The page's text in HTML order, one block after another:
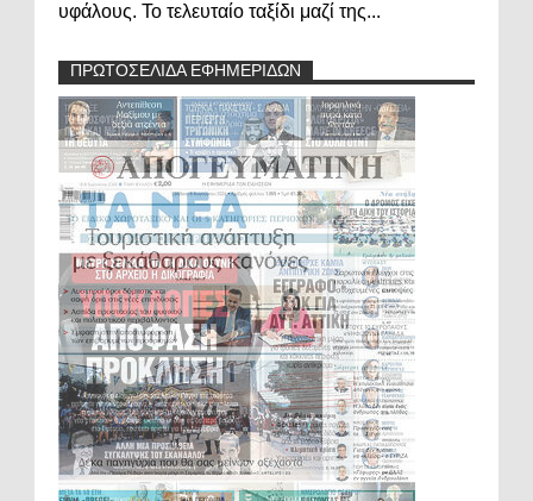
υφάλους. Το τελευταίο ταξίδι μαζί της...
ΠΡΩΤΟΣΕΛΙΔΑ ΕΦΗΜΕΡΙΔΩΝ